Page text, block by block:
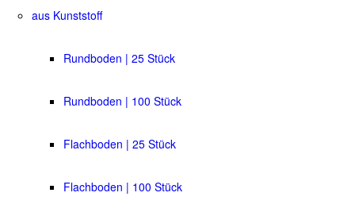
aus Kunststoff
Rundboden | 25 Stück
Rundboden | 100 Stück
Flachboden | 25 Stück
Flachboden | 100 Stück